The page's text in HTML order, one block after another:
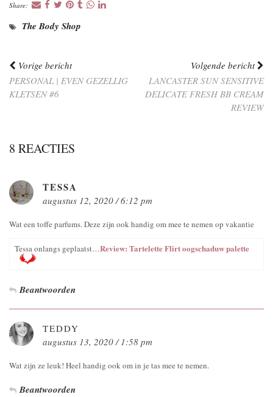
Share:
The Body Shop
Vorige bericht
PERSONAL | EVEN GEZELLIG
KLETSEN #6
Volgende bericht
LANCASTER SUN SENSITIVE
DELICATE FRESH BB CREAM
REVIEW
8 REACTIES
TESSA
augustus 12, 2020 / 6:12 pm
Wat een toffe parfums. Deze zijn ook handig om mee te nemen op vakantie
Tessa onlangs geplaatst…Review: Tartelette Flirt oogschaduw palette
Beantwoorden
TEDDY
augustus 13, 2020 / 1:58 pm
Wat zijn ze leuk! Heel handig ook om in je tas mee te nemen.
Beantwoorden